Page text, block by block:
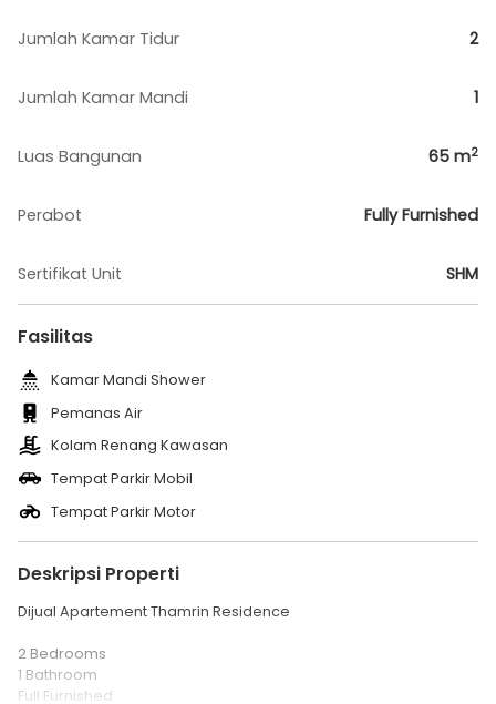
Jumlah Kamar Tidur 2
Jumlah Kamar Mandi 1
Luas Bangunan 65 m2
Perabot Fully Furnished
Sertifikat Unit SHM
Fasilitas
Kamar Mandi Shower
Pemanas Air
Kolam Renang Kawasan
Tempat Parkir Mobil
Tempat Parkir Motor
Deskripsi Properti
Dijual Apartement Thamrin Residence
2 Bedrooms
1 Bathroom
Full Furnished